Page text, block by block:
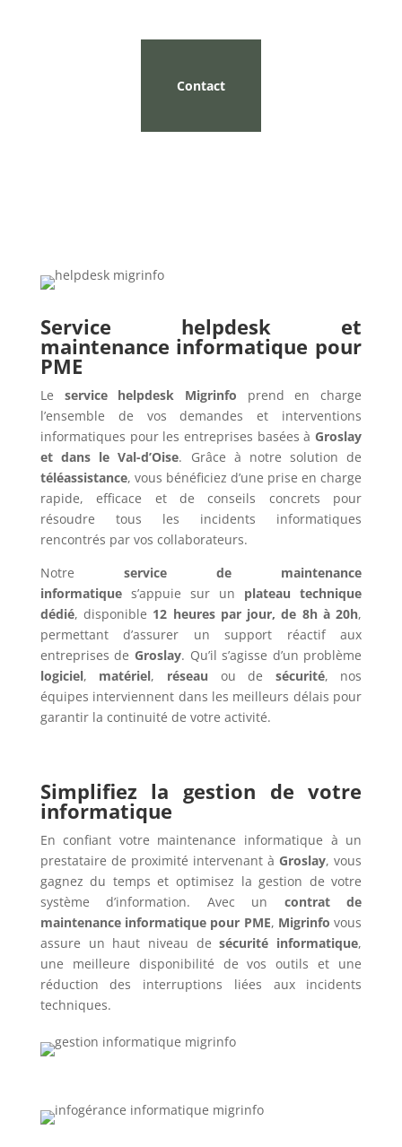
Contact
Service helpdesk et
maintenance informatique pour
PME
Le service helpdesk Migrinfo prend en charge
l’ensemble de vos demandes et interventions
informatiques pour les entreprises basées à Groslay
et dans le Val-d’Oise. Grâce à notre solution de
téléassistance, vous bénéficiez d’une prise en charge
rapide, efficace et de conseils concrets pour
résoudre tous les incidents informatiques
rencontrés par vos collaborateurs.
Notre service de maintenance
informatiques’appuie sur un plateau technique
dédié, disponible 12 heures par jour, de 8h à 20h,
permettant d’assurer un support réactif aux
entreprises de Groslay. Qu’il s’agisse d’un problème
logiciel, matériel, réseau ou de sécurité, nos
équipes interviennent dans les meilleurs délais pour
garantir la continuité de votre activité.
Simplifiez la gestion de votre
informatique
En confiant votre maintenance informatique à un
prestataire de proximité intervenant à Groslay, vous
gagnez du temps et optimisez la gestion de votre
système d’information. Avec un contrat de
maintenance informatique pour PME, Migrinfo vous
assure un haut niveau desécurité informatique,
une meilleure disponibilité de vos outils et une
réduction des interruptions liées aux incidents
techniques.